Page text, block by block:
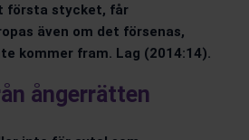
första stycket, får
även om det försenas,
kommer fram. Lag (2014:14).
ångerrätten